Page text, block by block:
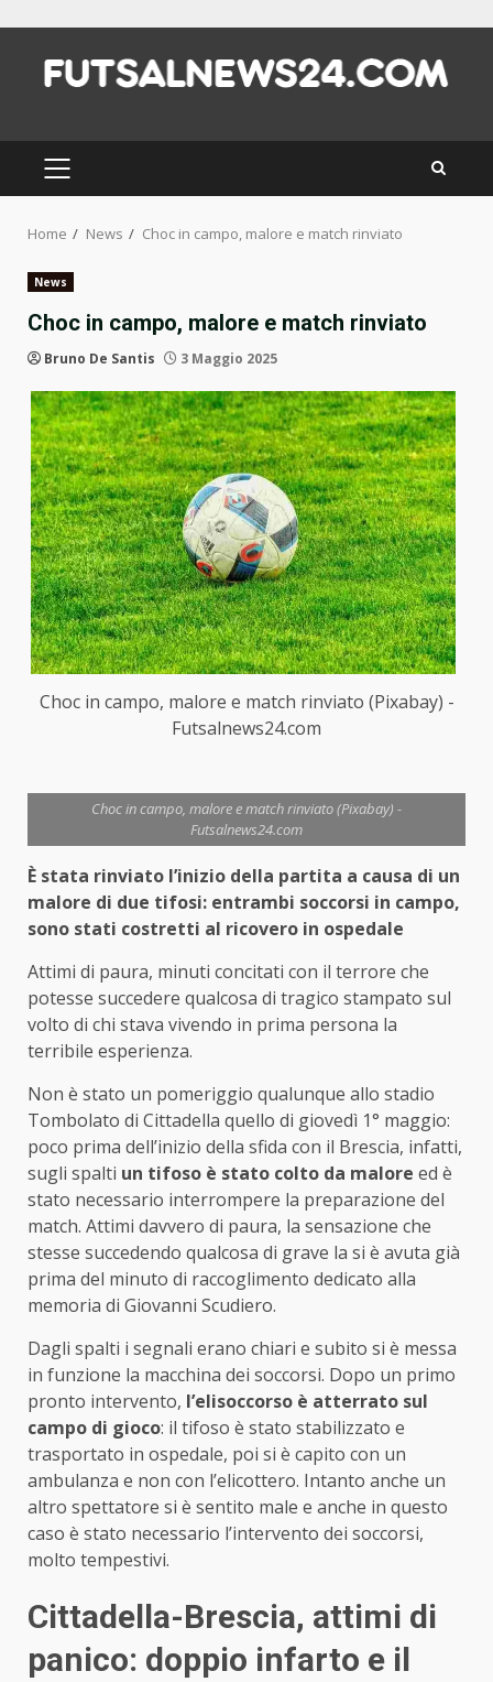
content
PRIMARY
MENU
Home News Choc in campo, malore e match rinviato
News
Choc in campo, malore e match rinviato
Bruno De Santis 3 Maggio 2025
Choc in campo, malore e match rinviato (Pixabay) -
Futsalnews24.com
Choc in campo, malore e match rinviato (Pixabay) -
Futsalnews24.com
È stata rinviato l’inizio della partita a causa di un
malore di due tifosi: entrambi soccorsi in campo,
sono stati costretti al ricovero in ospedale
Attimi di paura, minuti concitati con il terrore che
potesse succedere qualcosa di tragico stampato sul
volto di chi stava vivendo in prima persona la
terribile esperienza.
Non è stato un pomeriggio qualunque allo stadio
Tombolato di Cittadella quello di giovedì 1° maggio:
poco prima dell’inizio della sfida con il Brescia, infatti,
sugli spalti un tifoso è stato colto da malore ed è
stato necessario interrompere la preparazione del
match. Attimi davvero di paura, la sensazione che
stesse succedendo qualcosa di grave la si è avuta già
prima del minuto di raccoglimento dedicato alla
memoria di Giovanni Scudiero.
Dagli spalti i segnali erano chiari e subito si è messa
in funzione la macchina dei soccorsi. Dopo un primo
pronto intervento, l’elisoccorso è atterrato sul
campo di gioco: il tifoso è stato stabilizzato e
trasportato in ospedale, poi si è capito con un
ambulanza e non con l’elicottero. Intanto anche un
altro spettatore si è sentito male e anche in questo
caso è stato necessario l’intervento dei soccorsi,
molto tempestivi.
Cittadella-Brescia, attimi di
panico: doppio infarto e il